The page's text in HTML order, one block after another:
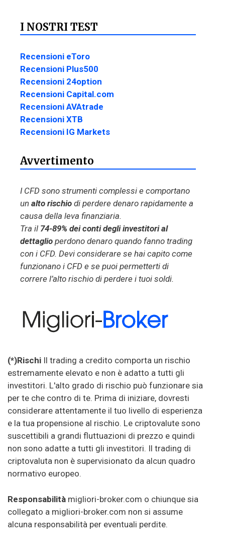
I NOSTRI TEST
Recensioni eToro
Recensioni Plus500
Recensioni 24option
Recensioni Capital.com
Recensioni AVAtrade
Recensioni XTB
Recensioni IG Markets
Avvertimento
I CFD sono strumenti complessi e comportano
un alto rischio di perdere denaro rapidamente a
causa della leva finanziaria.
Tra il 74-89% dei conti degli investitori al
dettaglio perdono denaro quando fanno trading
con i CFD. Devi considerare se hai capito come
funzionano i CFD e se puoi permetterti di
correre l’alto rischio di perdere i tuoi soldi.
(*)Rischi Il trading a credito comporta un rischio
estremamente elevato e non è adatto a tutti gli
investitori. L'alto grado di rischio può funzionare sia
per te che contro di te. Prima di iniziare, dovresti
considerare attentamente il tuo livello di esperienza
e la tua propensione al rischio. Le criptovalute sono
suscettibili a grandi fluttuazioni di prezzo e quindi
non sono adatte a tutti gli investitori. Il trading di
criptovaluta non è supervisionato da alcun quadro
normativo europeo.
Responsabilità migliori-broker.com o chiunque sia
collegato a migliori-broker.com non si assume
alcuna responsabilità per eventuali perdite.